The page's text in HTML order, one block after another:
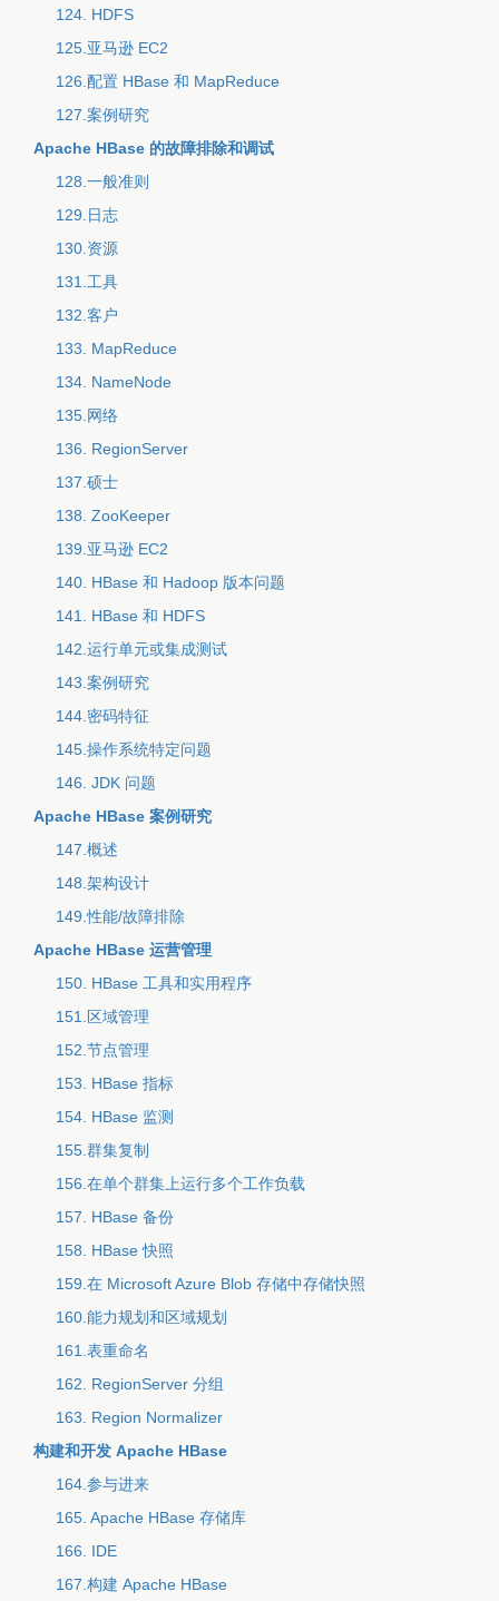
124. HDFS
125.亚马逊 EC2
126.配置 HBase 和 MapReduce
127.案例研究
Apache HBase 的故障排除和调试
128.一般准则
129.日志
130.资源
131.工具
132.客户
133. MapReduce
134. NameNode
135.网络
136. RegionServer
137.硕士
138. ZooKeeper
139.亚马逊 EC2
140. HBase 和 Hadoop 版本问题
141. HBase 和 HDFS
142.运行单元或集成测试
143.案例研究
144.密码特征
145.操作系统特定问题
146. JDK 问题
Apache HBase 案例研究
147.概述
148.架构设计
149.性能/故障排除
Apache HBase 运营管理
150. HBase 工具和实用程序
151.区域管理
152.节点管理
153. HBase 指标
154. HBase 监测
155.群集复制
156.在单个群集上运行多个工作负载
157. HBase 备份
158. HBase 快照
159.在 Microsoft Azure Blob 存储中存储快照
160.能力规划和区域规划
161.表重命名
162. RegionServer 分组
163. Region Normalizer
构建和开发 Apache HBase
164.参与进来
165. Apache HBase 存储库
166. IDE
167.构建 Apache HBase